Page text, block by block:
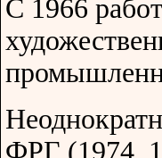
С 1966
ФРГ (1974,